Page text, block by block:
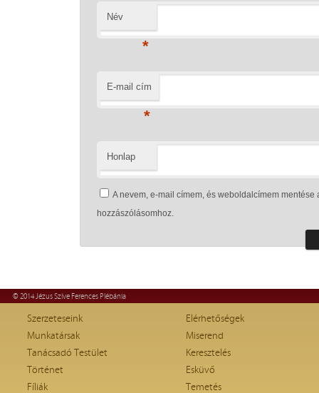
Név
*
E-mail cím
*
Honlap
A nevem, e-mail címem, és weboldalcímem
hozzászólásomhoz.
© 2014 Jézus Szíve Ferences Plébánia
Szerzeteseink
Munkatársak
Tanácsadó Testület
Történet
Fíliák
Elérhetőségek
Miserend
Keresztelés
Esküvő
Temetés